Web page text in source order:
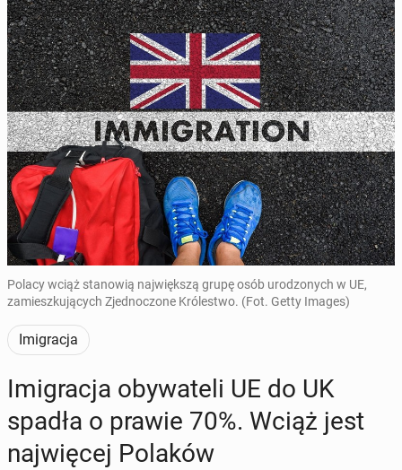
Polacy wciąż stanowią największą grupę osób urodzonych w UE,
zamieszkujących Zjednoczone Królestwo. (Fot. Getty Images)
Imigracja
Imi­gra­cja oby­wa­te­li UE do UK
spadła o prawie 70%. Wciąż jest
naj­wię­cej Polaków